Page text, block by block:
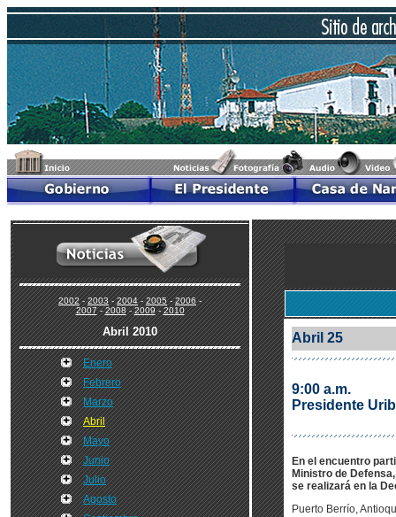
2002-2003-2004-2005-2006-
2007-2008-2009-2010
Abril 2010
Enero
Febrero
Marzo
Abril
Mayo
Junio
Julio
Agosto
Abril 25
9:00 a.m.
Presidente
En el encuentro
Ministro de
se realizará en la
Puerto Berrío,